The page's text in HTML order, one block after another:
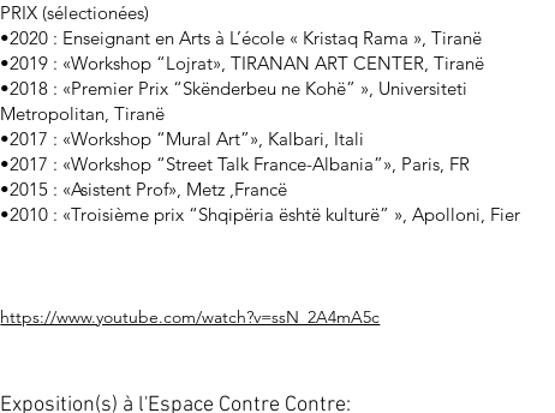
PRIX (sélectionées)
•2020 : Enseignant en Arts à L’école « Kristaq Rama », Tiranë
•2019 : «Workshop “Lojrat», TIRANAN ART CENTER, Tiranë
•2018 : «Premier Prix “Skënderbeu ne Kohë” », Universiteti
Metropolitan, Tiranë
•2017 : «Workshop “Mural Art”», Kalbari, Itali
•2017 : «Workshop “Street Talk France-Albania”», Paris, FR
•2015 : «Asistent Prof», Metz ,Francë
•2010 : «Troisième prix “Shqipëria është kulturë” », Apolloni, Fier
https://www.youtube.com/watch?v=ssN_2A4mA5c
Exposition(s) à l'Espace Contre Contre: